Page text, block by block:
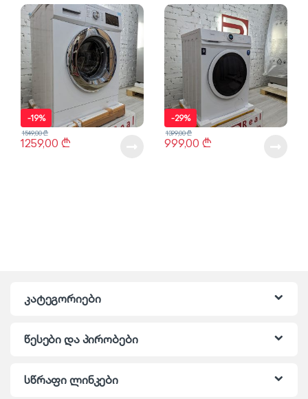
-19%
1259,00 ₾
1549,00₾
-29%
999,00₾
1399,00₾
კატეგორიები
წესები და პირობები
სწრაფი ლინკები